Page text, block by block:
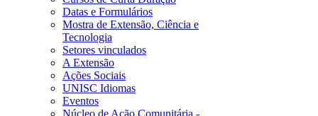
Datas e Formulários
Mostra de Extensão, Ciência e
Tecnologia
Setores vinculados
A Extensão
Ações Sociais
UNISC Idiomas
Eventos
Núcleo de Ação Comunitária -